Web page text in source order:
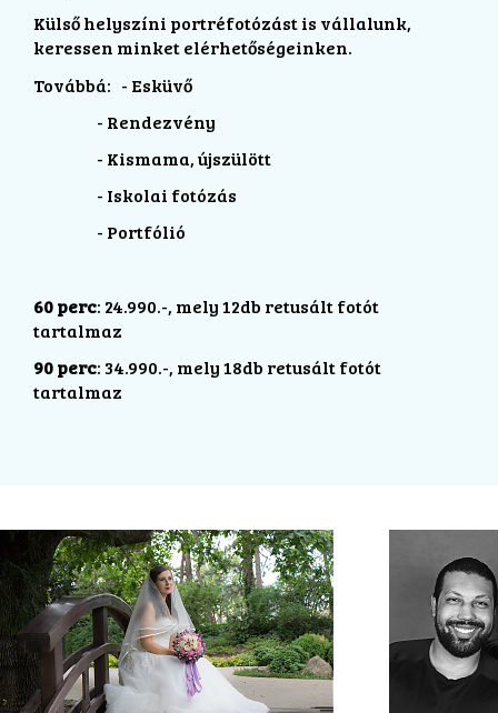
Külső helyszíni portréfotózást is vállalunk,
keressen minket elérhetőségeinken.
Továbbá: - Esküvő
- Rendezvény
- Kismama, újszülött
- Iskolai fotózás
- Portfólió
60 perc: 24.990.-, mely 12db retusált fotót
tartalmaz
90 perc: 34.990.-, mely 18db retusált fotót
tartalmaz